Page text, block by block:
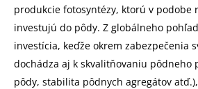
produkcie fotosyntézy, ktorú v podobe
investujú do pôdy. Z globálneho
investícia, keďže okrem zabezpečenia
dochádza aj k skvalitňovaniu pôdneho
pôdy, stabilita pôdnych agregátov